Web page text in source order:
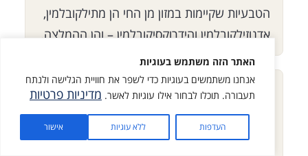
האתר הזה משתמש בעוגיות
אנחנו משתמשים בעוגיות כדי לשפר את חוויית הגלישה ולנתח
תעבורה. תוכלו לבחור אילו עוגיות לאשר. מדיניות פרטיות
העדפות ללא עוגיות אישור
הטבעיות שקיימות במזון מן החי הן מתילקובלמין,
אדנוזילקובלמין והידרוקסיקובלמין – והן ההמלצה.
האם תוספים ליפוזומליים בנוזל יעילים יותר
מאלה שבאבקה?
דווקא ההפך. תוספי תזונה איכותיים ליפוזומליים
מתנה בשבילך